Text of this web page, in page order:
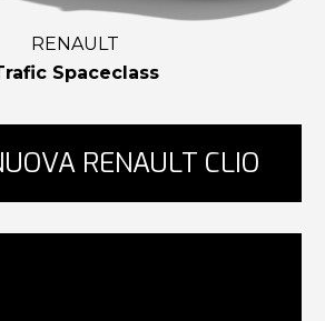
RENAULT
Spaceclass
RENAULT CLIO